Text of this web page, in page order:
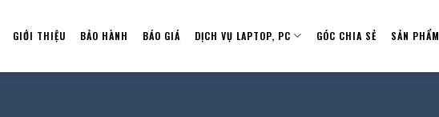
GIỚI THIỆU BẢO HÀNH BÁO GIÁ DỊCH VỤ LAPTOP, PC GÓC CHIA SẺ SẢN PHẨM